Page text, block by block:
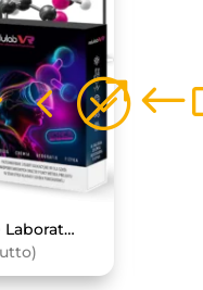
eduLabVR Wirtualne Laboratoria Przyrodnicze (zestaw z goglami VR, 4 szt.)